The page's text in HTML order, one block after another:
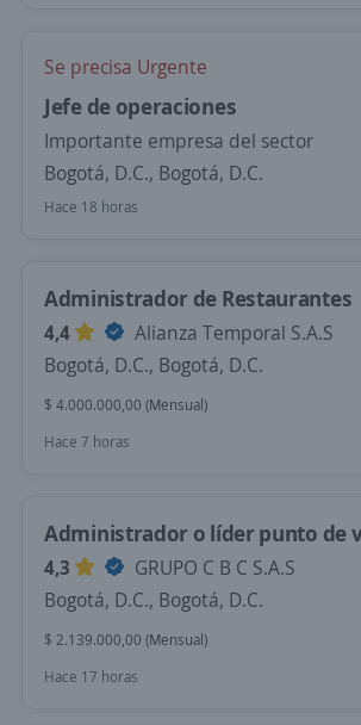
Se precisa Urgente
Jefe de operaciones
Importante empresa del sector
Bogotá, D.C., Bogotá, D.C.
Hace 18 horas
Administrador de Restaurantes
4,4
Alianza Temporal S.A.S
Bogotá, D.C., Bogotá, D.C.
$ 4.000.000,00 (Mensual)
Hace 7 horas
Administrador o líder punto de
4,3
GRUPO C B C S.A.S
Bogotá, D.C., Bogotá, D.C.
$ 2.139.000,00 (Mensual)
Hace 17 horas